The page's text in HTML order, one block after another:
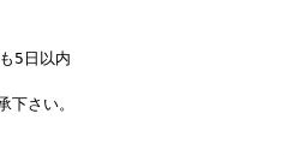
5日以内
さい。